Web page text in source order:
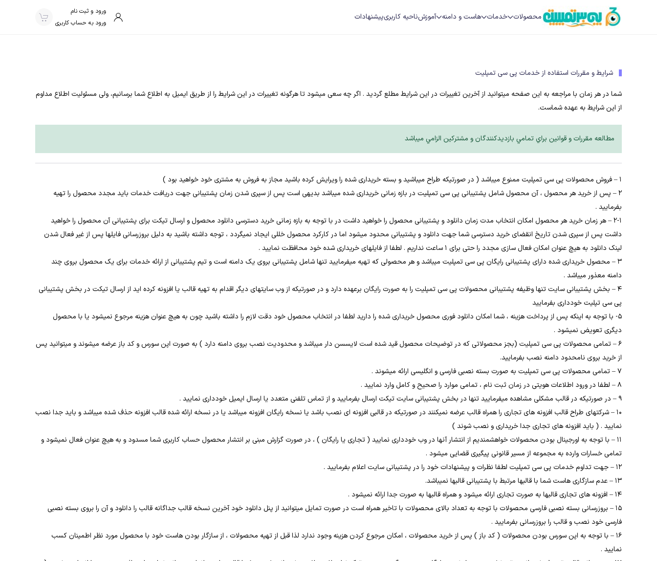
محصولات خدمات هاست و دامنه آموزشناحیه کاربریپیشنهادات
ورود و ثبت نام
ورود به حساب کاربری
شرایط و مقررات استفاده از خدمات پی سی تمپلیت
شما در هر زمان با مراجعه به این صفحه میتوانید از آخرین تغییرات در این شرایط مطلع گردید . اگر چه سعی میشود تا هرگونه تغییرات در این شرایط را از طریق ایمیل به اطلاع شما برسانیم، ولی مسئولیت اطلاع مداوم
از این شرایط به عهده شماست.
مطالعه مقررات و قوانين براي تمامي بازديدکنندگان و مشترکين الزامي ميباشد
1 – فروش محصولات پی سی تمپلیت ممنوع میباشد ( در صورتیکه طراح میباشید و بسته خریداری شده را ویرایش کرده باشید مجاز به فروش به مشتری خود خواهید بود )
2 – پس از خرید هر محصول ، آن محصول شامل پشتیبانی پی سی تمپلیت در بازه زمانی خریداری شده میباشد بدیهی است پس از سپری شدن زمان پشتیبانی جهت دریافت خدمات باید مجدد محصول را تهیه
بفرمایید .
2-1 – هر زمان خرید هر محصول امکان انتخاب مدت زمان دانلود و پشتیبانی محصول را خواهید داشت در با توجه به بازه زمانی خرید دسترسی دانلود محصول و ارسال تیکت برای پشتیبانی آن محصول را خواهید
داشت پس از سپری شدن تاریخ انقضای خرید دسترسی شما جهت دانلود و پشتیبانی محدود میشود اما در کارکرد محصول خللی ایجاد نمیگردد ، توجه داشته باشید به دلیل بروزرسانی فایلها پس از غیر فعال شدن
لینک دانلود به هیچ عنوان امکان فعال سازی مجدد را حتی برای 1 ساعت نداریم . لطفا از فایلهای خریداری شده خود محافظت نمایید .
3 – محصول خریداری شده دارای پشتیبانی رایگان پی سی تمپلیت میباشد و هر محصولی که تهیه میفرمایید تنها شامل پشتیبانی بروی یک دامنه است و تیم پشتیبانی از ارائه خدمات برای یک محصول بروی چند
دامنه معذور میباشد .
4 – بخش پشتیبانی سایت تنها وظیفه پشتیبانی محصولات پی سی تمپلیت را به صورت رایگان برعهده دارد و در صورتیکه از وب سایتهای دیگر اقدام به تهیه قالب یا افزونه کرده اید از ارسال تیکت در بخش پشتیبانی
پی سی تپلیت خودداری بفرمایید
5- با توجه به اینکه پس از پرداخت هزینه ، شما امکان دانلود فوری محصول خریداری شده را دارید لطفا در انتخاب محصول خود دقت لازم را داشته باشید چون به هیچ عنوان هزینه مرجوع نمیشود یا با محصول
دیگری تعویض نمیشود .
6 – تمامی محصولات پی سی تمپلیت (بجز محصولاتی که در توضیحات محصول قید شده است لایسسن دار میباشد و محدودیت نصب بروی دامنه دارد ) به صورت اپن سورس و کد باز عرضه میشوند و میتوانید پس
از خرید بروی نامحدود دامنه نصب بفرمایید.
7 – تمامی محصولات پی سی تمپلیت به صورت بسته نصبی فارسی و انگلیسی ارائه میشوند .
8 – لطفا در ورود اطلاعات هویتی در زمان ثبت نام ، تمامی موارد را صحیح و کامل وارد نمایید .
9 – در صورتیکه در قالب مشکلی مشاهده میفرمایید تنها در بخش پشتیبانی سایت تیکت ارسال بفرمایید و از تماس تلفنی متعدد یا ارسال ایمیل خودداری نمایید .
10 – شرکتهای طراح قالب افزونه های تجاری را همراه قالب عرضه نمیکنند در صورتیکه در قالبی افزونه ای نصب باشد یا نسخه رایگان افزونه میباشد یا در نسخه ارائه شده قالب افزونه حذف شده میباشد و باید جدا نصب
نمایید . ( باید افزونه های تجاری جدا خریداری و نصب شوند )
11 – با توجه به اورجینال بودن محصولات خواهشمندیم از انتشار آنها در وب خودداری نمایید ( تجاری یا رایگان ) ، در صورت گزارش مبنی بر انتشار محصول حساب کاربری شما مسدود و به هیچ عنوان فعال نمیشود و
تمامی خسارات وارده به مجموعه از مسیر قانونی پیگیری قضایی میشود .
12 – جهت تداوم خدمات پی سی تمپلیت لطفا نظرات و پیشنهادات خود را در پشتیبانی سایت اعلام بفرمایید .
13 – عدم سازگاری هاست شما با قالبها مرتبط با پشتیبانی قالبها نمیباشد.
14 – افزونه های تجاری قالبها به صورت تجاری ارائه میشود و همراه قالبها به صورت جدا ارائه نمیشود .
15 – بروزرسانی بسته نصبی فارسی محصولات با توجه به تعداد بالای محصولات با تاخیر همراه است در صورت تمایل میتوانید از پنل دانلود خود آخرین نسخه قالب جداگانه قالب را دانلود و آن را بروی بسته نصبی
فارسی خود نصب و قالب را بروزرسانی بفرمایید .
16 – با توجه به اپن سورس بودن محصولات ( کد باز ) پس از خرید محصولات ، امکان مرجوع کردن هزینه وجود ندارد لذا قبل از تهیه محصولات ، از سازگار بودن هاست خود با محصول مورد نظر اطمینان کسب
نمایید .